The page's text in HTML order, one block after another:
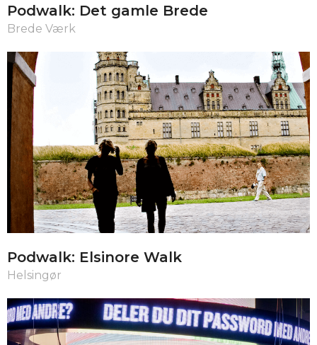
Podwalk: Det gamle Brede
Brede Værk
Podwalk: Elsinore Walk
Helsingør